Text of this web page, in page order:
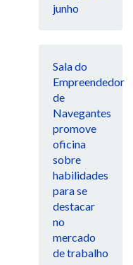
junho
Sala do
Empreendedor
de
Navegantes
promove
oficina
sobre
habilidades
para se
destacar
no
mercado
de trabalho